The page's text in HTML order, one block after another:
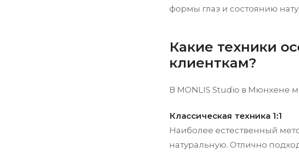
формы глаз и состоянию
Какие техники
клиенткам?
В MONLIS Studio в Мюнхене
Классическая техника 1:1
Наиболее естественный
натуральную. Отлично